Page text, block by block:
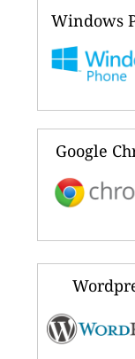
Windows
Google